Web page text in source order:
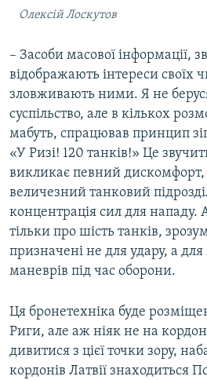
Олексій Лоскутов
– Засоби масової інформації,
відображають інтереси своїх
зловживають ними. Я не
суспільство, але в кількох
мабуть, спрацював принцип
«У Ризі! 120 танків!» Це
викликає певний
величезний танковий
концентрація сил для нападу.
тільки про шість танків,
призначені не для удару, а
маневрів під час оборони.
Ця бронетехніка буде
Риги, але аж ніяк не на
дивитися з цієї точки зору,
кордонів Латвії знаходиться